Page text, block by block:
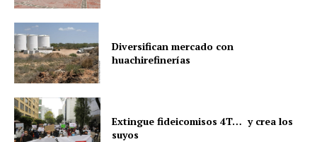
Diversifican mercado con
huachirefinerías
Extingue fideicomisos 4T… y crea los
suyos